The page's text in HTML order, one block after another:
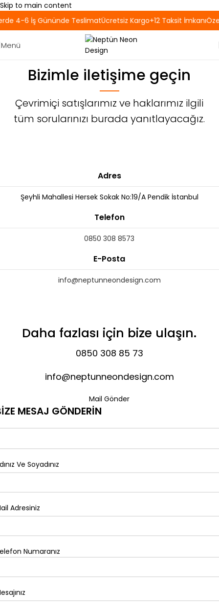
Skip to main content
4-6 İş Gününde TeslimatÜcretsiz Kargo+12 Taksit İmkanı
Menü
Bizimle iletişime geçin
Çevrimiçi satışlarımız ve haklarımız ilgili
tüm sorularınızı burada yanıtlayacağız.
Adres
Şeyhli Mahallesi Hersek Sokak No:19/A Pendik İstanbul
Telefon
0850 308 8573
E-Posta
info@neptunneondesign.com
Daha fazlası için bize ulaşın.
0850 308 85 73
info@neptunneondesign.com
Mail Gönder
MESAJ GÖNDERİN
Ve Soyadınız
Adresiniz
Numaranız